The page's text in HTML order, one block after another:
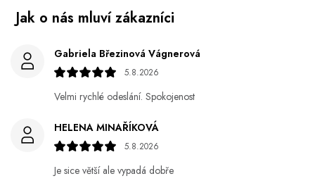
Gabriela Březinová Vágnerová
5.8.2026
Velmi rychlé odeslání. Spokojenost
HELENA MINAŘÍKOVÁ
5.8.2026
Je sice větší ale vypadá dobře